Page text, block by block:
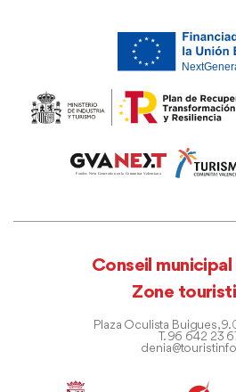
Conseil
Zone
Plaza Oculista Buigues,
T. 96 642 23